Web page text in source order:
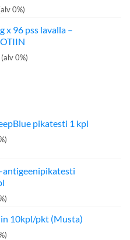
€.
0%)
x 96 pss lavalla –
(alv 0%)
pikatesti 1 kpl
antigeenipikatesti
10kpl/pkt (Musta)